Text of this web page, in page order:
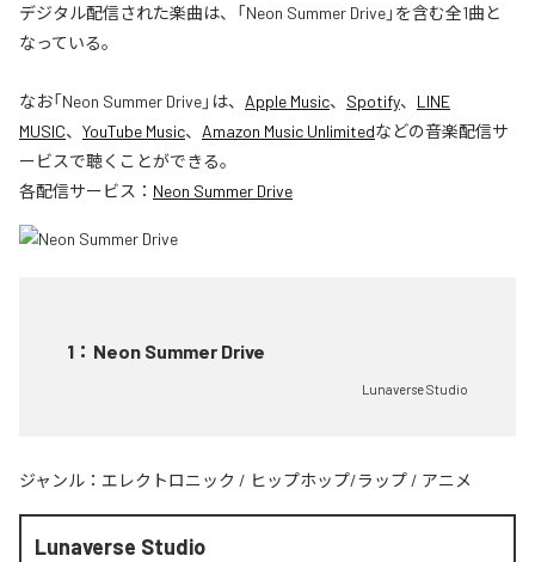
デジタル配信された楽曲は、「Neon Summer Drive」を含む全1曲と
なっている。
なお「Neon Summer Drive」は、 Apple Music、 Spotify、 LINE
MUSIC、 YouTube Music、 Amazon Music Unlimitedなどの音楽配信サ
ービスで聴くことができる。
各配信サービス： Neon Summer Drive
1 ： Neon Summer Drive
Lunaverse Studio
ジャンル： エレクトロニック / ヒップホップ/ラップ / アニメ
Lunaverse Studio